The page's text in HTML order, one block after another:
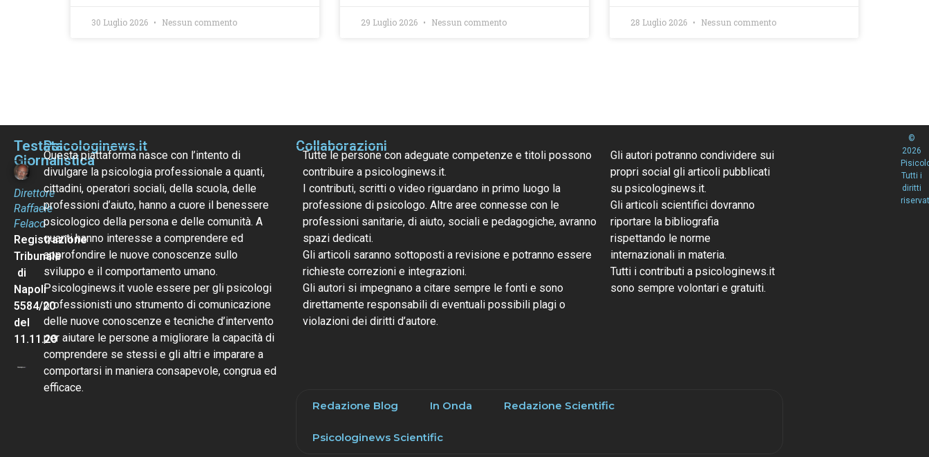
30 Luglio 2026 Nessun commento 29 Luglio 2026 Nessun commento 28 Luglio 2026 Nessun commento
Testata
Giornalistica
Direttore
Raffaele
Felaco
Registrazione
Tribunale
di
Napoli
5584/20
del
11.11.20
Psicologinews.it
Questa piattaforma nasce con l’intento di
divulgare la psicologia professionale a quanti,
cittadini, operatori sociali, della scuola, delle
professioni d’aiuto, hanno a cuore il benessere
psicologico della persona e delle comunità. A
quanti hanno interesse a comprendere ed
approfondire le nuove conoscenze sullo
sviluppo e il comportamento umano.
Psicologinews.it vuole essere per gli psicologi
professionisti uno strumento di comunicazione
delle nuove conoscenze e tecniche d’intervento
per aiutare le persone a migliorare la capacità di
comprendere se stessi e gli altri e imparare a
comportarsi in maniera consapevole, congrua ed
efficace.
Collaborazioni
Tutte le persone con adeguate competenze e titoli possono
contribuire a psicologinews.it.
I contributi, scritti o video riguardano in primo luogo la
professione di psicologo. Altre aree connesse con le
professioni sanitarie, di aiuto, sociali e pedagogiche, avranno
spazi dedicati.
Gli articoli saranno sottoposti a revisione e potranno essere
richieste correzioni e integrazioni.
Gli autori si impegnano a citare sempre le fonti e sono
direttamente responsabili di eventuali possibili plagi o
violazioni dei diritti d’autore.
Gli autori potranno condividere sui
propri social gli articoli pubblicati
su psicologinews.it.
Gli articoli scientifici dovranno
riportare la bibliografia
rispettando le norme
internazionali in materia.
Tutti i contributi a psicologinews.it
sono sempre volontari e gratuiti.
Redazione Blog In Onda Redazione Scientific
Psicologinews Scientific
©
2026
Tutti i
diritti